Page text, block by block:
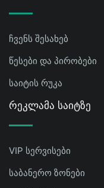
ჩვენს შესახებ
წესები და პირობები
საიტის რუკა
Რეკლამა Საიტზე
VIP სერვისები
საბანერო ზონები